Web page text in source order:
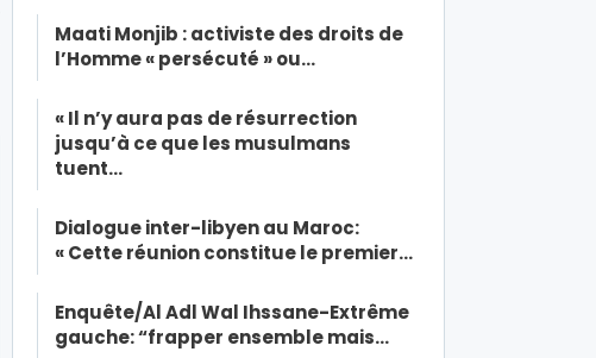
Maati Monjib : activiste des droits de
l’Homme « persécuté » ou…
« Il n’y aura pas de résurrection
jusqu’à ce que les musulmans
tuent…
Dialogue inter-libyen au Maroc:
« Cette réunion constitue le premier…
Enquête/Al Adl Wal Ihssane-Extrême
gauche: “frapper ensemble mais…